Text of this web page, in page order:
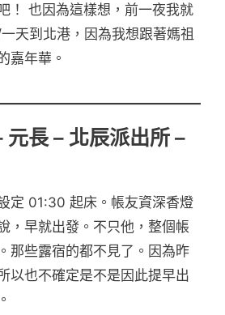
！ 也因為這樣想，前一夜我就
天到北港，因為我想跟著媽祖
嘉年華。
元長 – 北辰派出所 –
定 01:30 起床。帳友資深香燈
，早就出發。不只他，整個帳
那些露宿的都不見了。因為昨
以也不確定是不是因此提早出